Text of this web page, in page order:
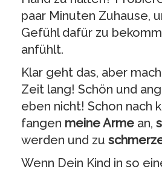
paar Minuten Zuhause,
Gefühl dafür zu
anfühlt.
Klar geht das, aber
Zeit lang! Schön und
eben nicht! Schon nach
fangen meine Arme an,
werden und zu
Wenn Dein Kind in so